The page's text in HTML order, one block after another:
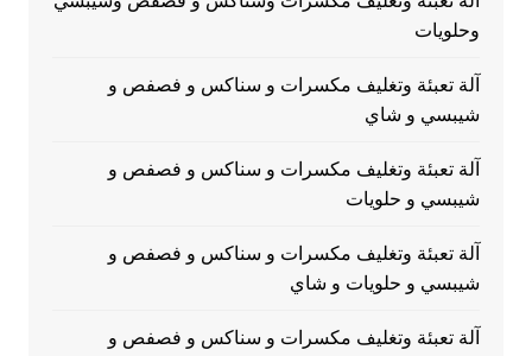
وحلويات
آلة تعبئة وتغليف مكسرات و سناكس و فصفص و
شيبسي و شاي
آلة تعبئة وتغليف مكسرات و سناكس و فصفص و
شيبسي و حلويات
آلة تعبئة وتغليف مكسرات و سناكس و فصفص و
شيبسي و حلويات و شاي
آلة تعبئة وتغليف مكسرات و سناكس و فصفص و